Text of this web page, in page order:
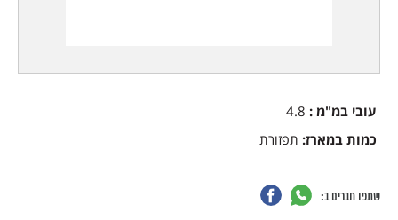
עובי במ"מ :
כמות במארז: תפזורת
שתפו חברים ב: